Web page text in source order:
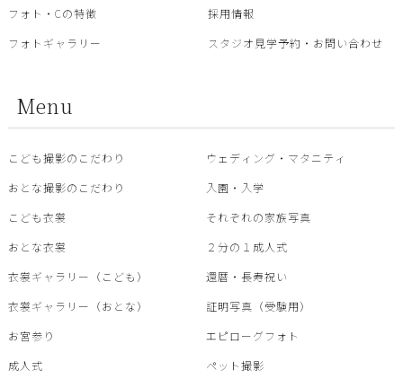
フォト・Cの特徴
フォトギャラリー
採用情報
スタジオ見学予約・お問い合わせ
Menu
こども撮影のこだわり
おとな撮影のこだわり
こども衣裳
おとな衣裳
衣裳ギャラリー（こども）
衣裳ギャラリー（おとな）
お宮参り
成人式
ウェディング・マタニティ
入園・入学
それぞれの家族写真
２分の１成人式
還暦・⾧寿祝い
証明写真（受験用）
エピローグフォト
ペット撮影